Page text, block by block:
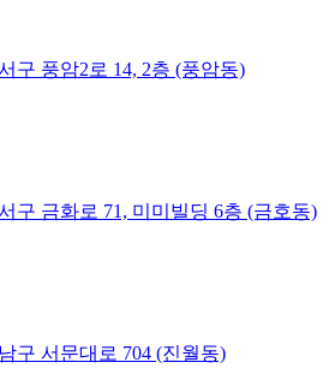
구 풍암2로 14, 2층 (풍암동)
구 금화로 71, 미미빌딩 6층 (금호동)
구 서문대로 704 (진월동)